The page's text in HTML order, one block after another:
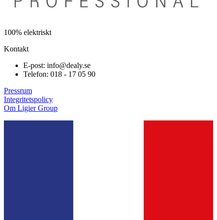
100% elektriskt
Kontakt
E-post: info@dealy.se
Telefon: 018 - 17 05 90
Pressrum
Integritetspolicy
Om Ligier Group